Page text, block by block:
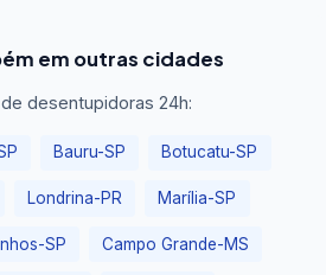
em outras cidades
desentupidoras 24h:
Bauru-SP Botucatu-SP
Londrina-PR Marília-SP
SP Campo Grande-MS